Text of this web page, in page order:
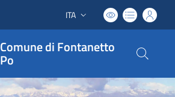
Lingua attiva:
ITA
Comune di Fontanetto
Po